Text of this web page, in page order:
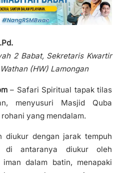
2 Babat, Sekretaris Kwartir
(HW) Lamongan
– Safari Spiritual tapak tilas
menyusuri Masjid Quba
yang mendalam.
diukur dengan jarak tempuh
di antaranya diukur oleh
dalam batin, menapaki